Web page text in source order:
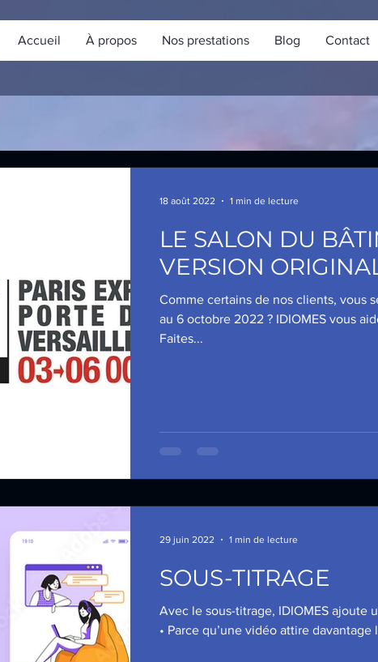
Accueil À propos Nos prestations Blog Contact
LE SALON DU
VERSION
Comme certains de nos clients, vous
au 6 octobre 2022 ? IDIOMES vous
Faites...
18 août 2022 1 min de lecture
SOUS-TITRAGE
Avec le sous-titrage, IDIOMES ajoute
• Parce qu’une vidéo attire davantage
29 juin 2022 1 min de lecture